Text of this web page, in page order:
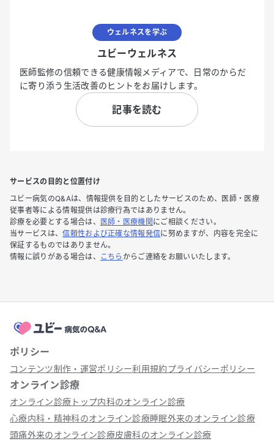
ウェルネスを学ぶ
ユビーウェルネス
医師監修の信頼できる健康情報メディアで、日常のからだ
に寄り添う生活改善のヒントをお届けします。
記事を読む
サービスの目的と位置付け
ユビー病気のQ&Aは、情報提供を目的としたサービスのため、医師・医療
従事者等による情報提供は診療行為ではありません。
診療を必要とする場合は、
医師・医療機関 にご相談ください。
当サービスは、信頼性および正確な情報発信に努めますが、内容を完全に
保証するものではありません。
情報に誤りがある場合は、
こちら からご連絡をお願いいたします。
ポリシー
コンテンツ制作・運営ポリシー利用規約プライバシーポリシー
オンライン診療
オンライン診療トップ内科のオンライン診療
心療内科・精神科のオンライン診療睡眠外来のオンライン診療
頭痛外来のオンライン診療皮膚科のオンライン診療